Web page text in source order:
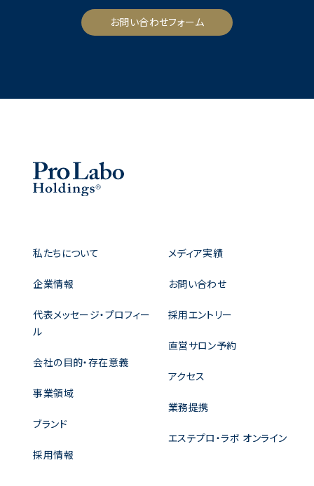
お問い合わせフォーム
私たちについて
企業情報
代表メッセージ・プロフィー
ル
会社の目的・存在意義
事業領域
ブランド
採用情報
メディア実績
お問い合わせ
採用エントリー
直営サロン予約
アクセス
業務提携
エステプロ・ラボ オンライン